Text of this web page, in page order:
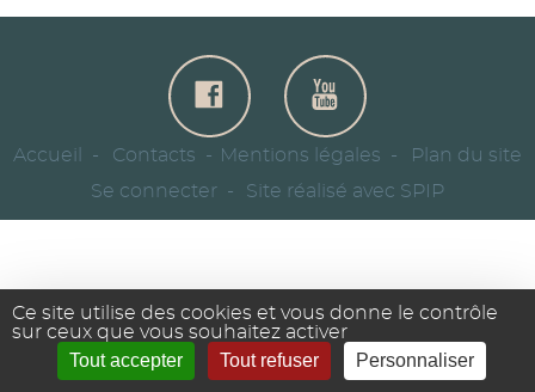
Ce site utilise des cookies et vous donne le contrôle
sur ceux que vous souhaitez activer
Tout accepter Tout refuser Personnaliser
Accueil Contacts Mentions légales
Plan du site
Se connecter
Site réalisé avec SPIP